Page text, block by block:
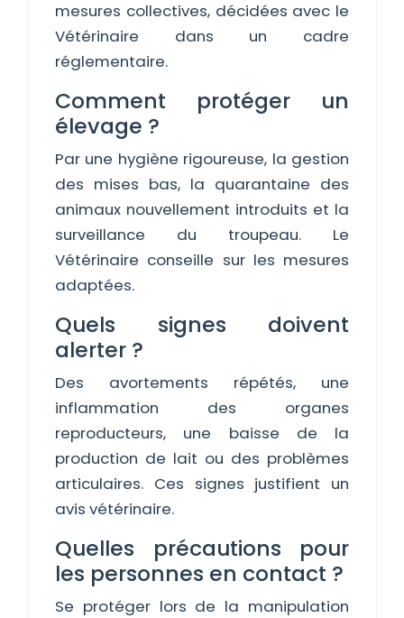
mesures collectives, décidées avec le
Vétérinaire dans un cadre
réglementaire.
Comment protéger un
élevage ?
Par une hygiène rigoureuse, la gestion
des mises bas, la quarantaine des
animaux nouvellement introduits et la
surveillance du troupeau. Le
Vétérinaire conseille sur les mesures
adaptées.
Quels signes doivent
alerter ?
Des avortements répétés, une
inflammation des organes
reproducteurs, une baisse de la
production de lait ou des problèmes
articulaires. Ces signes justifient un
avis vétérinaire.
Quelles précautions pour
les personnes en contact ?
Se protéger lors de la manipulation